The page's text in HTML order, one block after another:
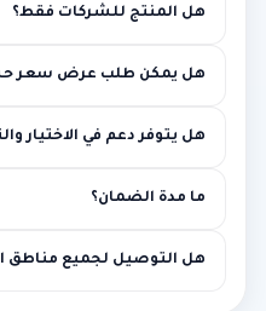
هل المنتج للشركات فقط؟
هل يمكن طلب عرض سعر
هل يتوفر دعم في الاختيار
ما مدة الضمان؟
هل التوصيل لجميع مناطق